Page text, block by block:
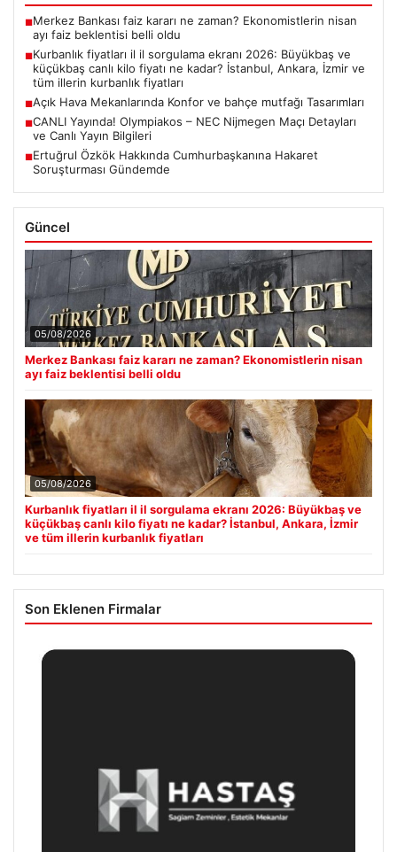
■Merkez Bankası faiz kararı ne zaman? Ekonomistlerin nisan
ayı faiz beklentisi belli oldu
■Kurbanlık fiyatları il il sorgulama ekranı 2026: Büyükbaş ve
küçükbaş canlı kilo fiyatı ne kadar? İstanbul, Ankara, İzmir ve
tüm illerin kurbanlık fiyatları
■Açık Hava Mekanlarında Konfor ve bahçe mutfağı Tasarımları
■CANLI Yayında! Olympiakos – NEC Nijmegen Maçı Detayları
ve Canlı Yayın Bilgileri
■Ertuğrul Özkök Hakkında Cumhurbaşkanına Hakaret
Soruşturması Gündemde
Güncel
05/08/2026
Merkez Bankası faiz kararı ne zaman? Ekonomistlerin nisan
ayı faiz beklentisi belli oldu
05/08/2026
Kurbanlık fiyatları il il sorgulama ekranı 2026: Büyükbaş ve
küçükbaş canlı kilo fiyatı ne kadar? İstanbul, Ankara, İzmir
ve tüm illerin kurbanlık fiyatları
Son Eklenen Firmalar